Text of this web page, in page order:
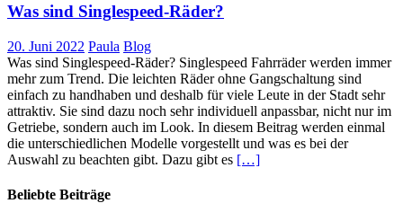
Was sind Singlespeed-Räder?
20. Juni 2022 Paula Blog
Was sind Singlespeed-Räder? Singlespeed Fahrräder werden immer
mehr zum Trend. Die leichten Räder ohne Gangschaltung sind
einfach zu handhaben und deshalb für viele Leute in der Stadt sehr
attraktiv. Sie sind dazu noch sehr individuell anpassbar, nicht nur im
Getriebe, sondern auch im Look. In diesem Beitrag werden einmal
die unterschiedlichen Modelle vorgestellt und was es bei der
Auswahl zu beachten gibt. Dazu gibt es […]
Beliebte Beiträge